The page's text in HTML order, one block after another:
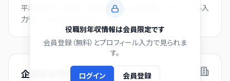
役職別年収情報は会員限定です
会員登録（無料）とプロフィール入力で見られま
す。
ログイン 会員登録
平均年収から逆算した推計値です。会員登録とプロフィール入
力後にご覧いただけます。
企業基本情報